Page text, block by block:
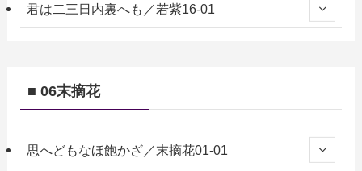
君は二三日内裏へも／若紫16-01
■ 06末摘花
思へどもなほ飽かざ／末摘花01-01